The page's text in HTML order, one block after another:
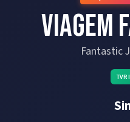
Viagem
Fantastic